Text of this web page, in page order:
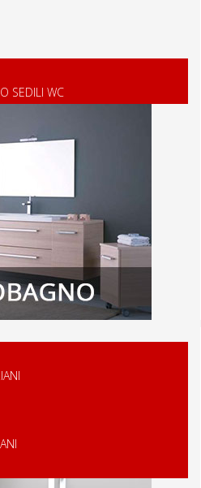
SEDILI WC